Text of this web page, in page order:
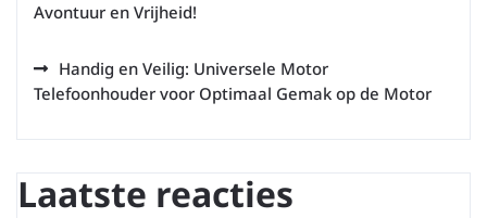
Avontuur en Vrijheid!
Handig en Veilig: Universele Motor
Telefoonhouder voor Optimaal Gemak op de Motor
Laatste reacties